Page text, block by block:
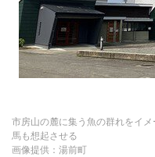
市房山の麓に集う魚の群れをイ
馬も想起させる
画像提供：湯前町